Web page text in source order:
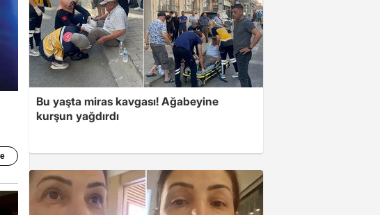
Bu yaşta miras kavgası! Ağabeyine
kurşun yağdırdı